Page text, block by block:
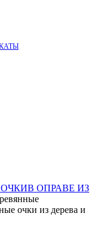
В ОПРАВЕ ИЗ
очки из дерева и